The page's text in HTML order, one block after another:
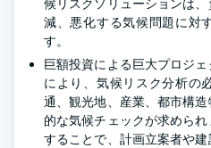
減、悪化する気候問題に対
す。
巨額投資による巨大プロジ
により、気候リスク分析の
通、観光地、産業、都市構
的な気候チェックが求めら
することで、計画立案者や